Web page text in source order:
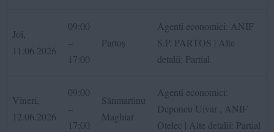
Joi,
11.06.2026
09:00
–
17:00
Partoș
Agenti economici: ANIF
S.P. PARTOS | Alte
detalii: Partial
Vineri,
12.06.2026
09:00
–
17:00
Sânmartinu
Maghiar
Agenti economici:
Deponeu Uivar , ANIF
Otelec | Alte detalii: Partial